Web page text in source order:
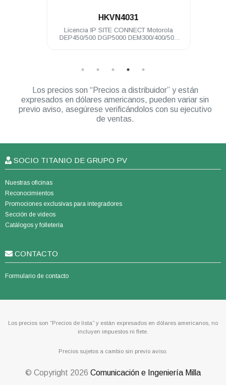
HKVN4031
Licencia IP SITE CONNECT Motorola
DEP450/500 DGP5000 DEM300/400/500
Los precios son “Precios a distribuidor” y están
expresados en dólares americanos, pueden variar sin
previo aviso, asegúrese verificándolos con su ejecutivo
de ventas.
SOCIO TITANIO DE GRUPO PV
Nuestras oficinas
Reconocimientos
Promociones exclusivas para integradores
Sección de videos
Catálogos y folletería
CONTACTO
Formulario de contacto
Los precios son “Precios de lista” y están expresados en dólares americanos, no
incluyen impuestos ni flete.
Precios sujetos a cambio sin previo aviso.
© Copyright 2026 Comunicación e Ingeniería Milla